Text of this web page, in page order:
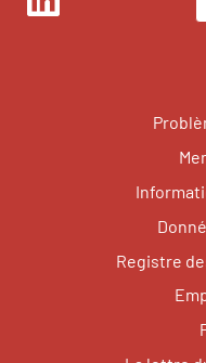
LinkedIn
Registre